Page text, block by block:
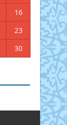
16
23
30